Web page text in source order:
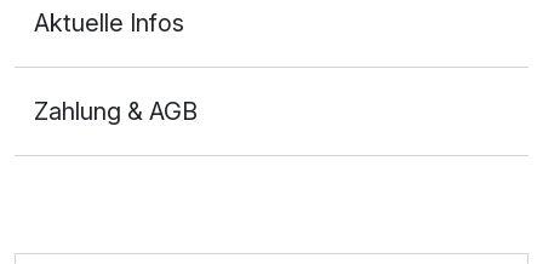
Zusatznächte
Aktuelle Infos
Zahlung & AGB